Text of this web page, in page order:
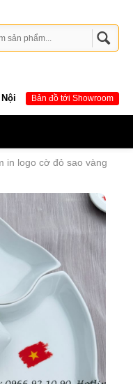
Bản đồ tới Showroom
in logo cờ đỏ sao vàng